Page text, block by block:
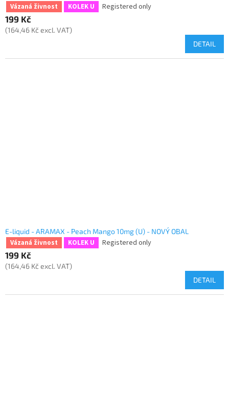
Vázaná živnost KOLEK U
Registered only
199 Kč
(164,46 Kč excl. VAT)
DETAIL
E-liquid - ARAMAX - Peach Mango 10mg (U) - NOVÝ OBAL
Vázaná živnost KOLEK U
Registered only
199 Kč
(164,46 Kč excl. VAT)
DETAIL